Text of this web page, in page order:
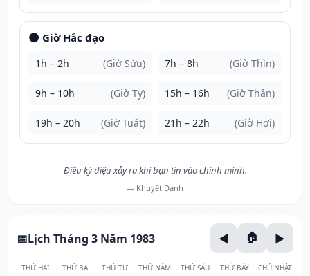
🌑 Giờ Hắc đạo
1h – 2h (Giờ Sửu) 7h – 8h (Giờ Thìn)
9h – 10h (Giờ Tỵ) 15h – 16h (Giờ Thân)
19h – 20h (Giờ Tuất) 21h – 22h (Giờ Hợi)
Điều kỳ diệu xảy ra khi bạn tin vào chính mình.
— Khuyết Danh
Lịch Tháng 3 Năm 1983
THỨ HAI THỨ BA THỨ TƯ THỨ NĂM THỨ SÁU THỨ BẢY CHỦ NHẬT